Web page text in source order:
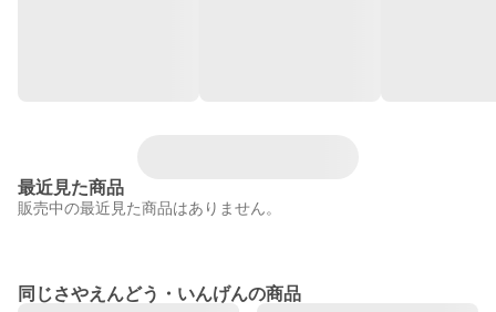
最近見た商品
販売中の最近見た商品はありません。
同じさやえんどう・いんげんの商品